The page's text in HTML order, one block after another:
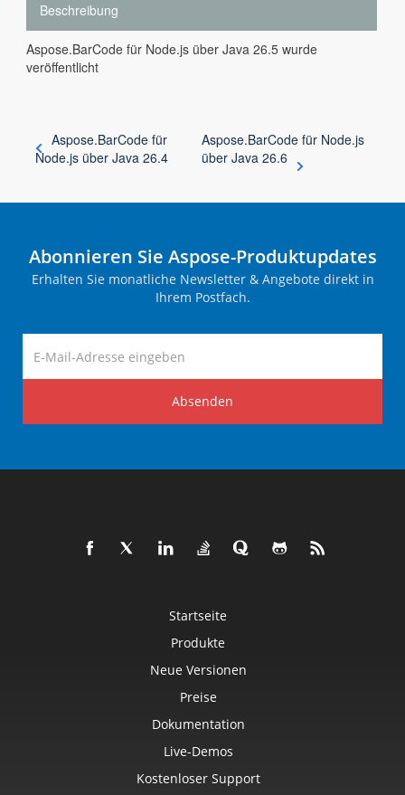
Beschreibung
Aspose.BarCode für Node.js über Java 26.5 wurde
veröffentlicht
Aspose.BarCode für
Node.js über Java 26.4
Aspose.BarCode für Node.js
über Java 26.6
Abonnieren Sie Aspose-Produktupdates
Erhalten Sie monatliche Newsletter & Angebote direkt in
Ihrem Postfach.
Absenden
Startseite
Produkte
Neue Versionen
Preise
Dokumentation
Live-Demos
Kostenloser Support